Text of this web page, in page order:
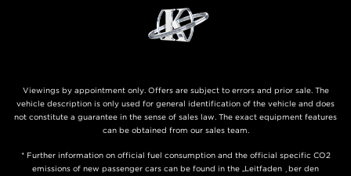
Viewings by appointment only. Offers are subject to errors and prior sale. The
vehicle description is only used for general identification of the vehicle and does
not constitute a guarantee in the sense of sales law. The exact equipment features
can be obtained from our sales team.
* Further information on official fuel consumption and the official specific CO2
emissions of new passenger cars can be found in the „Leitfaden über den